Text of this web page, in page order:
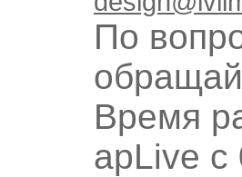
По
Время
apLive c